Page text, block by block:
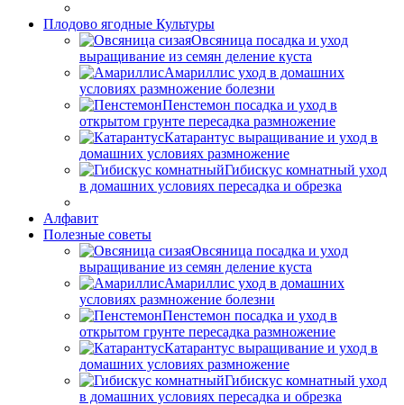
Плодово ягодные Культуры
Овсяница посадка и уход
выращивание из семян деление куста
Амариллис уход в домашних
условиях размножение болезни
Пенстемон посадка и уход в
открытом грунте пересадка размножение
Катарантус выращивание и уход в
домашних условиях размножение
Гибискус комнатный уход
в домашних условиях пересадка и обрезка
Алфавит
Полезные советы
Овсяница посадка и уход
выращивание из семян деление куста
Амариллис уход в домашних
условиях размножение болезни
Пенстемон посадка и уход в
открытом грунте пересадка размножение
Катарантус выращивание и уход в
домашних условиях размножение
Гибискус комнатный уход
в домашних условиях пересадка и обрезка